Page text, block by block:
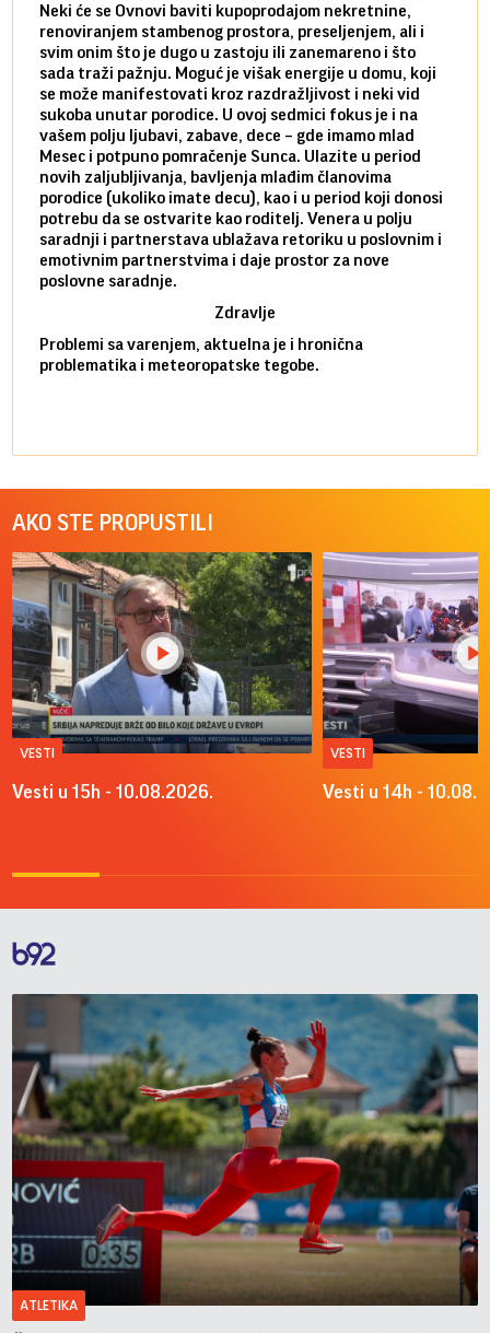
Neki će se Ovnovi baviti kupoprodajom nekretnine,
renoviranjem stambenog prostora, preseljenjem, ali i
svim onim što je dugo u zastoju ili zanemareno i što
sada traži pažnju. Moguć je višak energije u domu, koji
se može manifestovati kroz razdražljivost i neki vid
sukoba unutar porodice. U ovoj sedmici fokus je i na
vašem polju ljubavi, zabave, dece – gde imamo mlad
Mesec i potpuno pomračenje Sunca. Ulazite u period
novih zaljubljivanja, bavljenja mlađim članovima
porodice (ukoliko imate decu), kao i u period koji donosi
potrebu da se ostvarite kao roditelj. Venera u polju
saradnji i partnerstava ublažava retoriku u poslovnim i
emotivnim partnerstvima i daje prostor za nove
poslovne saradnje.
Zdravlje
Problemi sa varenjem, aktuelna je i hronična
problematika i meteoropatske tegobe.
AKO STE PROPUSTILI
VESTI
Vesti u 15h - 10.08.2026.
VESTI
Vesti u 14h -
ATLETIKA